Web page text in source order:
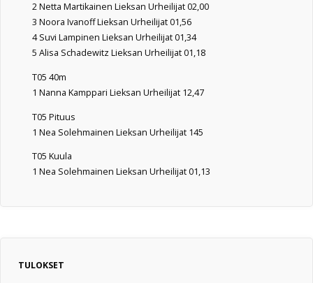
2 Netta Martikainen Lieksan Urheilijat 02,00
3 Noora Ivanoff Lieksan Urheilijat 01,56
4 Suvi Lampinen Lieksan Urheilijat 01,34
5 Alisa Schadewitz Lieksan Urheilijat 01,18
T05 40m
1 Nanna Kamppari Lieksan Urheilijat 12,47
T05 Pituus
1 Nea Solehmainen Lieksan Urheilijat 145
T05 Kuula
1 Nea Solehmainen Lieksan Urheilijat 01,13
TULOKSET